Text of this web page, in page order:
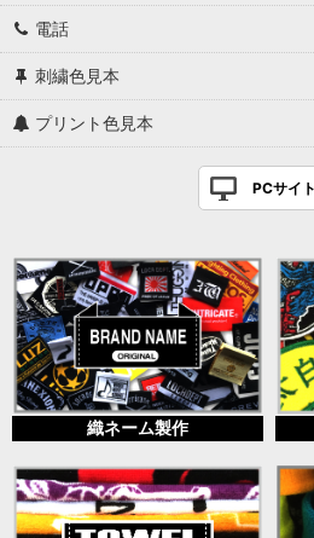
電話
刺繍色見本
プリント色見本
PCサイト
織ネーム製作